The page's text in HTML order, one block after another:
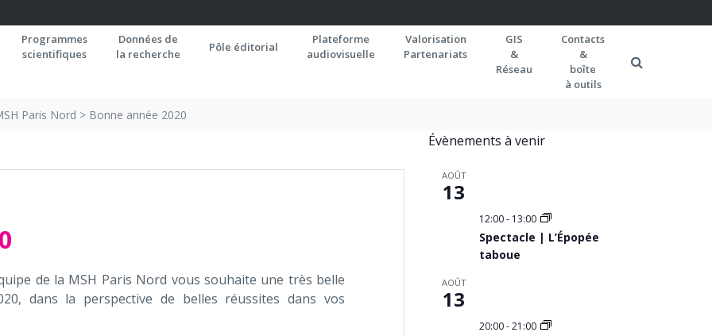
Programmes
scientifiques
Données de
la recherche
Pôle éditorial
Plateforme
audiovisuelle
Valorisation
Partenariats
GIS
&
Réseau
Contacts
&
boîte
à outils
Paris Nord > Bonne année 2020
de la MSH Paris Nord vous souhaite une très belle
dans la perspective de belles réussites dans vos
Évènements à venir
AOÛT
13
12:00- 13:00
Spectacle | L’Épopée
taboue
AOÛT
13
20:00-21:00